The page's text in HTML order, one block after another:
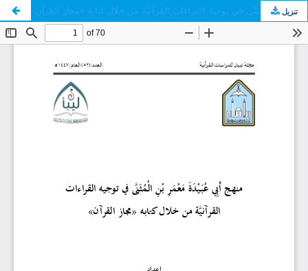
منهج أَبِي عُبَيْدَةَ مَعْمَرِ بْنِ الْمُثَنَّى في توجيه القراءات القرآنيَّة من خلال كتابه «مجاز القرآن»
تنزيل